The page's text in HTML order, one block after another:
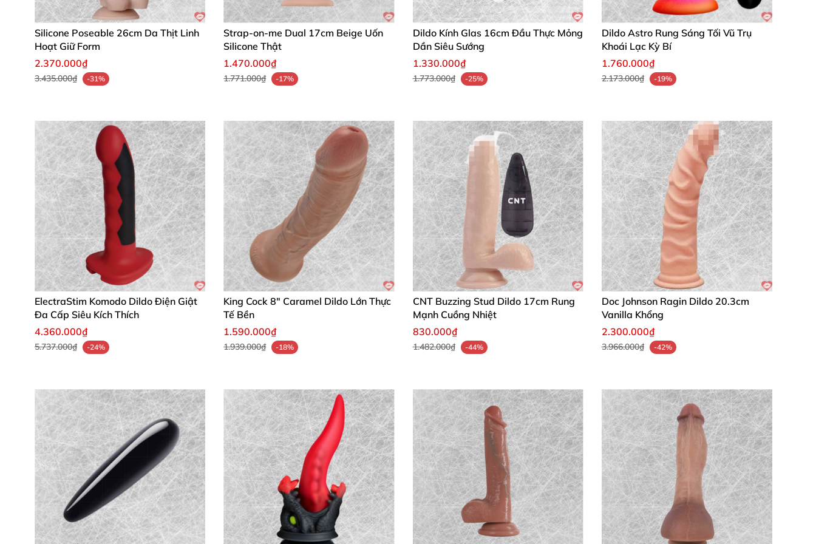
Silicone Poseable 26cm Da Thịt Linh
Hoạt Giữ Form
2.370.000₫
3.435.000₫ -31%
Strap-on-me Dual 17cm Beige Uốn
Silicone Thật
1.470.000₫
1.771.000₫ -17%
Dildo Kính Glas 16cm Đầu Thực Mỏng
Dần Siêu Sướng
1.330.000₫
1.773.000₫ -25%
Dildo Astro Rung Sáng Tối Vũ Trụ
Khoái Lạc Kỳ Bí
1.760.000₫
2.173.000₫ -19%
ElectraStim Komodo Dildo Điện Giật
Đa Cấp Siêu Kích Thích
4.360.000₫
5.737.000₫ -24%
King Cock 8″ Caramel Dildo Lớn Thực
Tế Bền
1.590.000₫
1.939.000₫ -18%
CNT Buzzing Stud Dildo 17cm Rung
Mạnh Cuồng Nhiệt
830.000₫
1.482.000₫ -44%
Doc Johnson Ragin Dildo 20.3cm
Vanilla Khổng
2.300.000₫
3.966.000₫ -42%